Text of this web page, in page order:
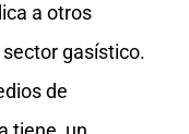
a otros
gasístico.
de